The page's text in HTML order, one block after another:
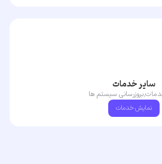
سایر خدمات
سیستم ها
نمایش خدمات